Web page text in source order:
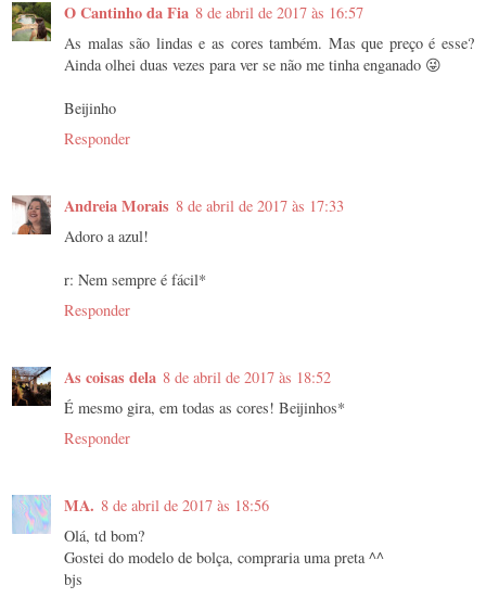
O Cantinho da Fia 8 de abril de 2017 às 16:57
As malas são lindas e as cores também. Mas que preço é esse?
Ainda olhei duas vezes para ver se não me tinha enganado 😜
Beijinho
Responder
Andreia Morais 8 de abril de 2017 às 17:33
Adoro a azul!
r: Nem sempre é fácil*
Responder
As coisas dela 8 de abril de 2017 às 18:52
É mesmo gira, em todas as cores! Beijinhos*
Responder
MA. 8 de abril de 2017 às 18:56
Olá, td bom?
Gostei do modelo de bolça, compraria uma preta ^^
bjs